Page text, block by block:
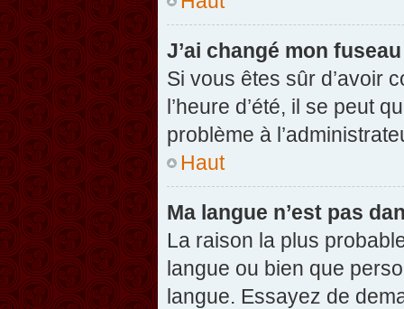
J’ai changé mon
Si vous êtes sûr d’avoir
l’heure d’été, il se peut
problème à
Haut
Ma langue n’est pas
La raison la plus
langue ou bien que
langue. Essayez de